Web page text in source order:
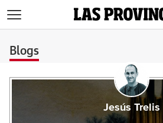
Blogs
Jesús Trelis